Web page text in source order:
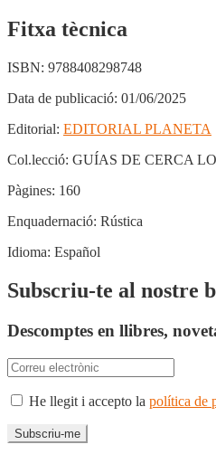
Fitxa tècnica
ISBN: 9788408298748
Data de publicació: 01/06/2025
Editorial: EDITORIAL PLANETA
Col.lecció: GUÍAS DE CERCA
Pàgines: 160
Enquadernació: Rústica
Idioma: Español
Subscriu-te al nostre
Descomptes en llibres,
He llegit i accepto la política de